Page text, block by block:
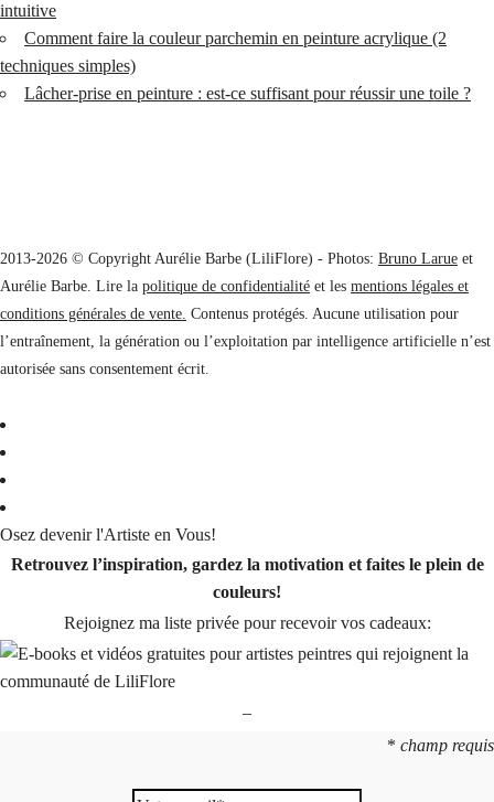
intuitive
Comment faire la couleur parchemin en peinture acrylique (2
techniques simples)
Lâcher-prise en peinture : est-ce suffisant pour réussir une toile ?
2013-2026 © Copyright Aurélie Barbe (LiliFlore) - Photos: Bruno Larue et
Aurélie Barbe. Lire la politique de confidentialité et les mentions légales et
conditions générales de vente. Contenus protégés. Aucune utilisation pour
l’entraînement, la génération ou l’exploitation par intelligence artificielle n’est
autorisée sans consentement écrit.
Osez devenir l'Artiste en Vous!
Retrouvez l’inspiration, gardez la motivation et faites le plein de
couleurs!
Rejoignez ma liste privée pour recevoir vos cadeaux:
–
* champ requis